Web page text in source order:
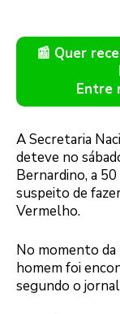
📰 Quer
Entre
A Secretaria
deteve no
Bernardino, a
suspeito de
Vermelho.
No momento da
homem foi
segundo o